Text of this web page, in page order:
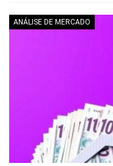
ANÁLISE DE MERCADO